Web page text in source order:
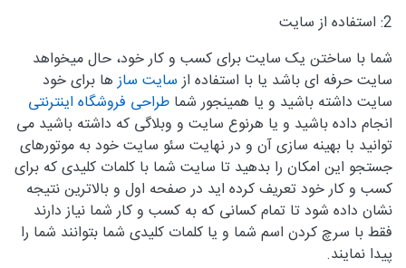
2: استفاده از سایت
شما با ساختن یک سایت برای کسب و کار خود، حال میخواهد
سایت حرفه ای باشد یا با استفاده ازسایت سازها برای خود
سایت داشته باشید و یا همینجور شما طراحی فروشگاه اینترنتی
انجام داده باشید و یا هرنوع سایت و وبلاگی که داشته باشید می
توانید با بهینه سازی آن و در نهایت سئو سایت خود به موتورهای
جستجو این امکان را بدهید تا سایت شما با کلمات کلیدی که برای
کسب و کار خود تعریف کرده اید در صفحه اول و بالاترین نتیجه
نشان داده شود تا تمام کسانی که به کسب و کار شما نیاز دارند
فقط با سرچ کردن اسم شما و یا کلمات کلیدی شما بتوانند شما را
پیدا نمایند.